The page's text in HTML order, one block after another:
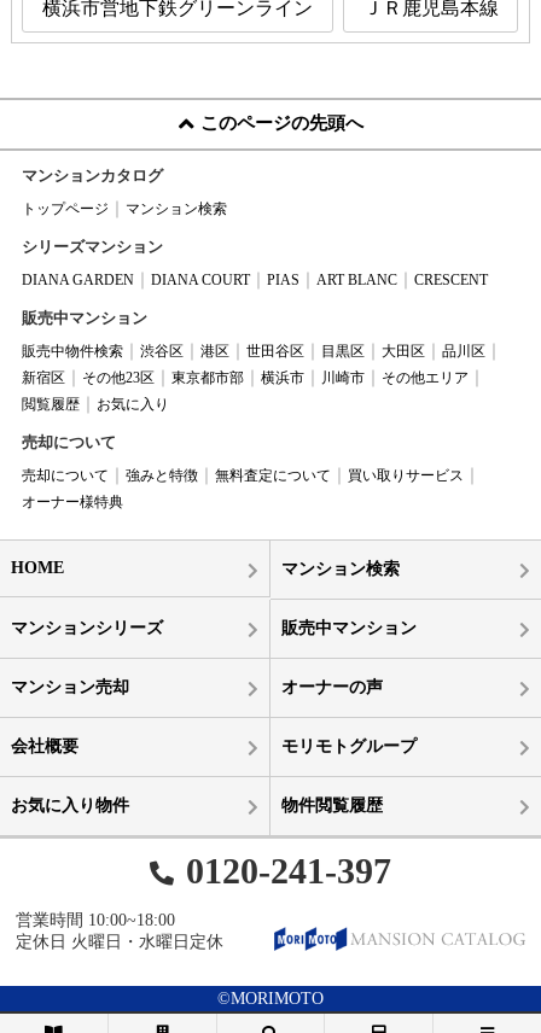
横浜市営地下鉄グリーンライン ＪＲ鹿児島本線
このページの先頭へ
マンションカタログ
トップページ マンション検索
シリーズマンション
DIANA GARDEN DIANA COURT PIAS ART BLANC CRESCENT
販売中マンション
販売中物件検索 渋谷区 港区 世田谷区 目黒区 大田区
品川区
新宿区
その他23区 東京都市部 横浜市 川崎市
その他エリア
閲覧履歴
お気に入り
売却について
売却について 強みと特徴 無料査定について
買い取りサービス
オーナー様特典
HOME マンション検索
マンションシリーズ 販売中マンション
マンション売却 オーナーの声
会社概要 モリモトグループ
お気に入り物件 物件閲覧履歴
0120-241-397
営業時間 10:00~18:00
定休日 火曜日・水曜日定休
©MORIMOTO